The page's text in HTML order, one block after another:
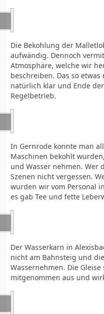
Die Bekohlung der
aufwändig. Dennoch
Atmosphäre, welche wir
beschreiben. Das so
natürlich klar und Ende
Regelbetrieb.
In Gernrode konnte man
Maschinen bekohlt
und Wasser nehmen. Wer
Szenen nicht vergessen.
wurden wir vom Personal
es gab Tee und fette
Der Wasserkarn in
nicht am Bahnsteig und
Wassernehmen. Die
mitgenommen aus und